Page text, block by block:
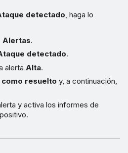
detectado , haga lo
Alertas.
detectado.
alerta Alta.
resuelto y, a continuación,
y activa los informes de